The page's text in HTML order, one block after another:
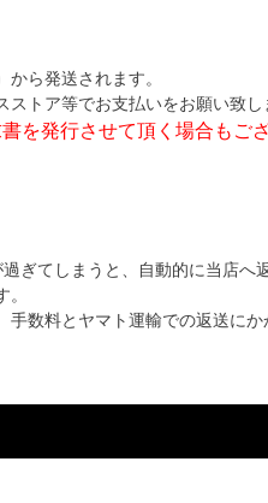
ら発送されます。
トア等でお支払いをお願い致し
発行させて頂く場合もご
てしまうと、自動的に当店へ
数料とヤマト運輸での返送にか